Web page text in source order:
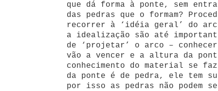
que dá forma à ponte, sem
das pedras que o formam?
recorrer à ‘idéia geral’ do
a idealização são até
de ‘projetar’ o arco –
vão a vencer e a altura da
conhecimento do material se
da ponte é de pedra, ele tem
por isso as pedras não podem